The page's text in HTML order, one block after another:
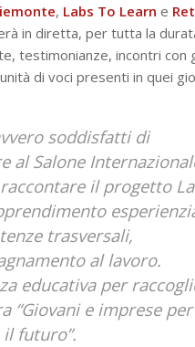
, Labs To Learn e
in diretta, per tutta la
testimonianze, incontri con
di voci presenti in quei
soddisfatti di
al Salone
il progetto
trasversali,
al lavoro.
educativa per
“Giovani e imprese per
futuro”.